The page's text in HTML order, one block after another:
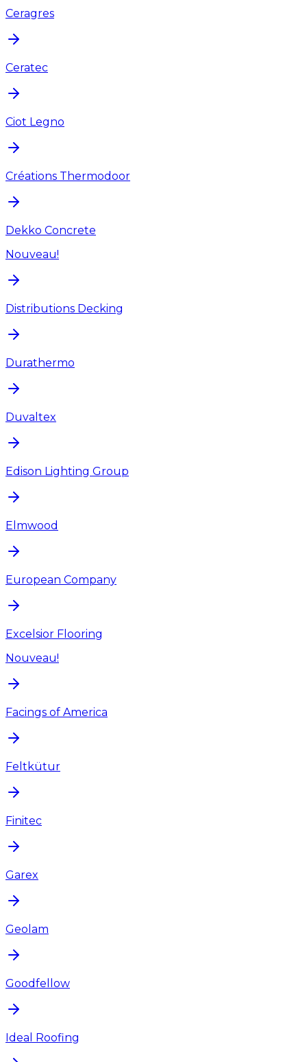
Ceragres
Ceratec
Ciot Legno
Créations Thermodoor
Dekko Concrete
Nouveau!
Distributions Decking
Durathermo
Duvaltex
Edison Lighting Group
Elmwood
European Company
Excelsior Flooring
Nouveau!
Facings of America
Feltkütur
Finitec
Garex
Geolam
Goodfellow
Ideal Roofing